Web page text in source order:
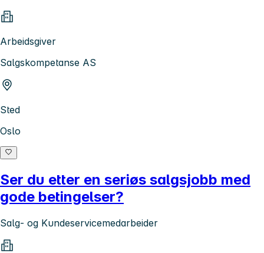
Arbeidsgiver
Salgskompetanse AS
Sted
Oslo
Ser du etter en seriøs salgsjobb med
gode betingelser?
Salg- og Kundeservicemedarbeider